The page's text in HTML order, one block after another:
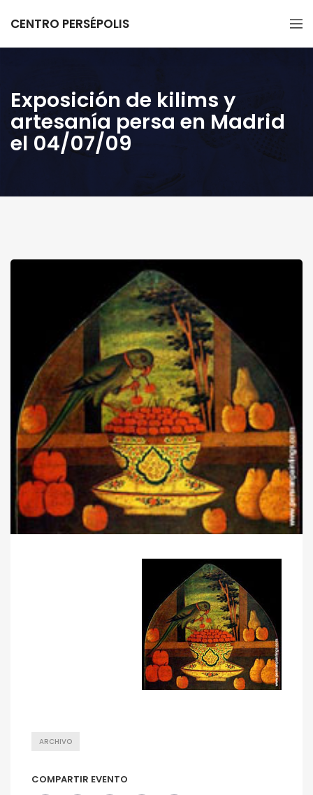
CENTRO PERSÉPOLIS
Exposición de kilims y
artesanía persa en Madrid
el 04/07/09
ARCHIVO
COMPARTIR EVENTO